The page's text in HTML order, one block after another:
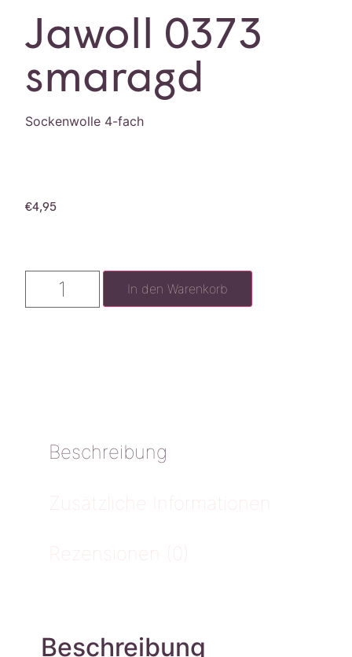
Jawoll 0373
smaragd
Sockenwolle 4-fach
€4,95
In den Warenkorb
Beschreibung
Zusätzliche Informationen
Rezensionen (0)
Beschreibung